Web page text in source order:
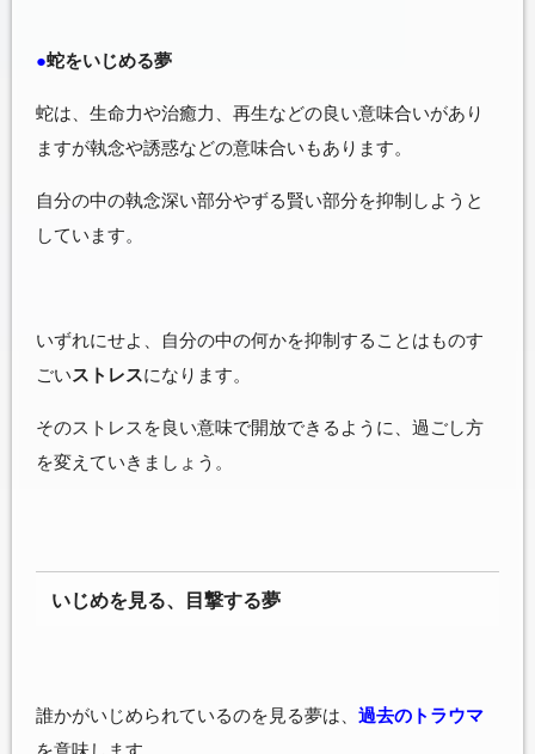
●蛇をいじめる夢
蛇は、生命力や治癒力、再生などの良い意味合いがあり
ますが執念や誘惑などの意味合いもあります。
自分の中の執念深い部分やずる賢い部分を抑制しようと
しています。
いずれにせよ、自分の中の何かを抑制することはものす
ごいストレスになります。
そのストレスを良い意味で開放できるように、過ごし方
を変えていきましょう。
いじめを見る、目撃する夢
誰かがいじめられているのを見る夢は、 過去のトラウマ
を意味します。